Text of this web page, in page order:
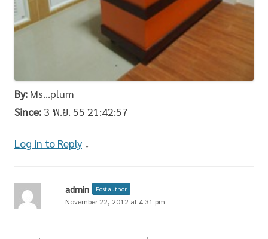
By: Ms…plum
Since: 3 พ.ย. 55 21:42:57
Log in to Reply ↓
admin Post author
November 22, 2012 at 4:31 pm